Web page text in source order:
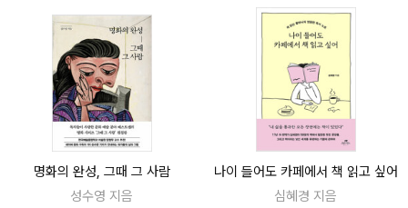
명화의 완성, 그때 그 사람
성수영 지음
나이 들어도 카페에서 책 읽고 싶어
심혜경 지음